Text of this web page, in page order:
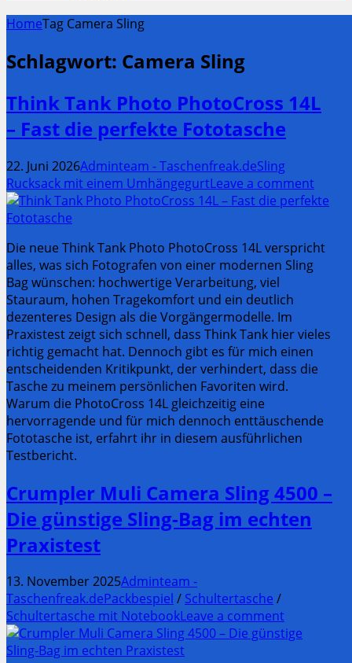
HomeTag Camera Sling
Schlagwort: Camera Sling
Think Tank Photo PhotoCross 14L
– Fast die perfekte Fototasche
22. Juni 2026Adminteam - Taschenfreak.deSling
Rucksack mit einem UmhängegurtLeave a comment
Die neue Think Tank Photo PhotoCross 14L verspricht
alles, was sich Fotografen von einer modernen Sling
Bag wünschen: hochwertige Verarbeitung, viel
Stauraum, hohen Tragekomfort und ein deutlich
dezenteres Design als die Vorgängermodelle. Im
Praxistest zeigt sich schnell, dass Think Tank hier vieles
richtig gemacht hat. Dennoch gibt es für mich einen
entscheidenden Kritikpunkt, der verhindert, dass die
Tasche zu meinem persönlichen Favoriten wird.
Warum die PhotoCross 14L gleichzeitig eine
hervorragende und für mich dennoch enttäuschende
Fototasche ist, erfahrt ihr in diesem ausführlichen
Testbericht.
Crumpler Muli Camera Sling 4500 –
Die günstige Sling-Bag im echten
Praxistest
13. November 2025Adminteam -
Taschenfreak.dePackbespiel / Schultertasche /
Schultertasche mit NotebookLeave a comment